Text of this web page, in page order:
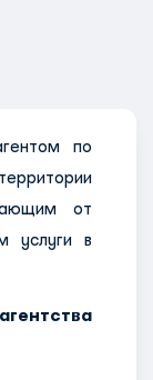
по
от
услуги в